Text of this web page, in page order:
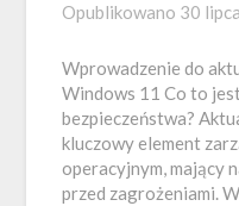
Opublikowano 30
Wprowadzenie do
Windows 11 Co to
bezpieczeństwa?
kluczowy element
operacyjnym, mający
przed zagrożeniami.